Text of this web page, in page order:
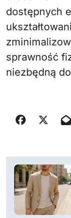
dostępnych
sprawność
niezbędną
N
w